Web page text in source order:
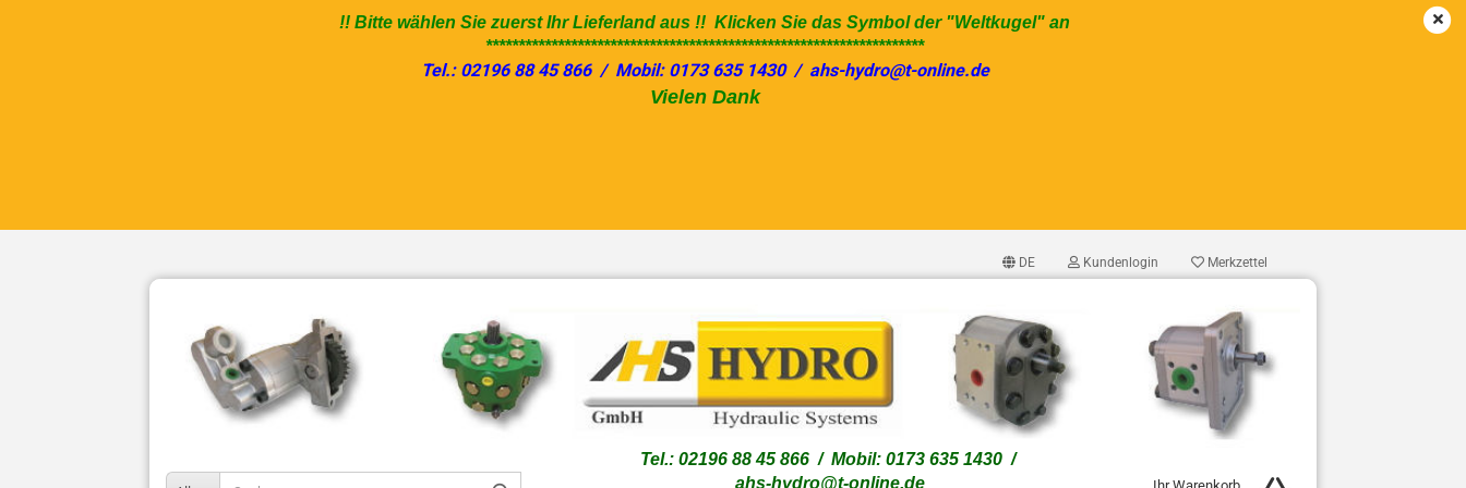
DE
Lieferland
Kundenlogin Merkzettel
Tel.: 02196 88 45 866 / Mobil: 0173 635 1430 /
ahs-hydro@t-online.de
!! Bitte wählen Sie zuerst Ihr Lieferland aus !! Klicken Sie das Symbol der "Weltkugel" an
*******************************************************************
Tel.: 02196 88 45 866 / Mobil: 0173 635 1430 / ahs-hydro@t-online.de
Vielen Dank